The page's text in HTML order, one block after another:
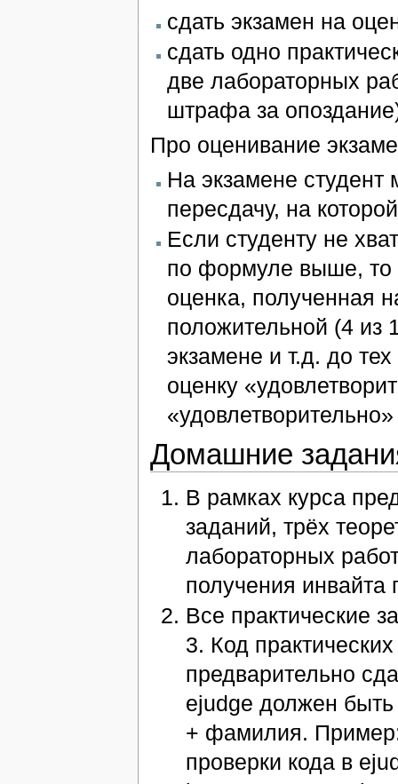
сдать экзамен на
сдать одно
две лабораторных
штрафа за
Про оценивание
На экзамене студент
пересдачу, на
Если студенту не
по формуле выше, то
оценка, полученная
положительной (4 из
экзамене и т.д. до
оценку
Домашние
В рамках курса
заданий, трёх
лабораторных
получения инвайта
Все практические
3. Код
предварительно
ejudge должен
+ фамилия.
проверки кода в